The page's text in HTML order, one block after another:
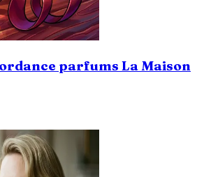
parfums La Maison